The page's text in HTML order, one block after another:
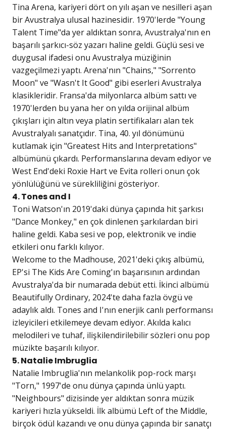
Tina Arena, kariyeri dört on yılı aşan ve nesilleri aşan
bir Avustralya ulusal hazinesidir. 1970'lerde "Young
Talent Time"da yer aldıktan sonra, Avustralya'nın en
başarılı şarkıcı-söz yazarı haline geldi. Güçlü sesi ve
duygusal ifadesi onu Avustralya müziğinin
vazgeçilmezi yaptı. Arena'nın "Chains," "Sorrento
Moon" ve "Wasn't It Good" gibi eserleri Avustralya
klasikleridir. Fransa'da milyonlarca albüm sattı ve
1970'lerden bu yana her on yılda orijinal albüm
çıkışları için altın veya platin sertifikaları alan tek
Avustralyalı sanatçıdır. Tina, 40. yıl dönümünü
kutlamak için "Greatest Hits and Interpretations"
albümünü çıkardı. Performanslarına devam ediyor ve
West End'deki Roxie Hart ve Evita rolleri onun çok
yönlülüğünü ve sürekliliğini gösteriyor.
4. Tones and I
Toni Watson'ın 2019'daki dünya çapında hit şarkısı
"Dance Monkey," en çok dinlenen şarkılardan biri
haline geldi. Kaba sesi ve pop, elektronik ve indie
etkileri onu farklı kılıyor.
Welcome to the Madhouse, 2021'deki çıkış albümü,
EP'si The Kids Are Coming'ın başarısının ardından
Avustralya'da bir numarada debüt etti. İkinci albümü
Beautifully Ordinary, 2024'te daha fazla övgü ve
adaylık aldı. Tones and I'nın enerjik canlı performansı
izleyicileri etkilemeye devam ediyor. Akılda kalıcı
melodileri ve tuhaf, ilişkilendirilebilir sözleri onu pop
müzikte başarılı kılıyor.
5. Natalie Imbruglia
Natalie Imbruglia'nın melankolik pop-rock marşı
"Torn," 1997'de onu dünya çapında ünlü yaptı.
"Neighbours" dizisinde yer aldıktan sonra müzik
kariyeri hızla yükseldi. İlk albümü Left of the Middle,
birçok ödül kazandı ve onu dünya çapında bir sanatçı